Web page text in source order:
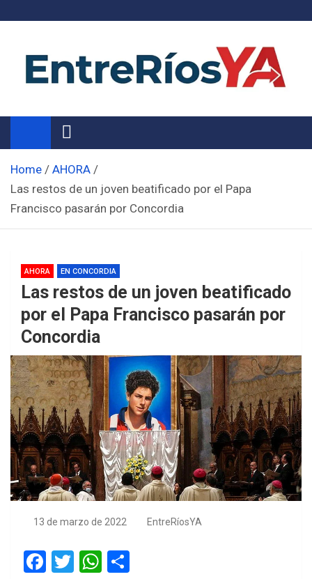
Noticias de Entre Ríos
Información de toda la provincia ahora
Home
AHORA
Las restos de un joven beatificado por el Papa
Francisco pasarán por Concordia
AHORA EN CONCORDIA
Las restos de un joven beatificado
por el Papa Francisco pasarán por
Concordia
13 de marzo de 2022 EntreRíosYA
F
T
W